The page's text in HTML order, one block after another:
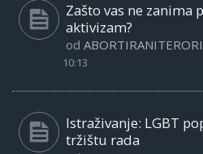
Zašto vas ne zanima
aktivizam?
od
10:13
Istraživanje: LGBT
tržištu rada